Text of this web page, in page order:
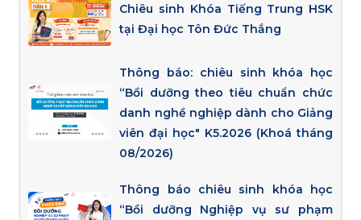
Chiêu sinh Khóa Tiếng Trung HSK
tại Đại học Tôn Đức Thắng
Thông báo: chiêu sinh khóa học
“Bồi dưỡng theo tiêu chuẩn chức
danh nghề nghiệp dành cho Giảng
viên đại học" K5.2026 (Khoá tháng
08/2026)
Thông báo chiêu sinh khóa học
“Bồi dưỡng Nghiệp vụ sư phạm